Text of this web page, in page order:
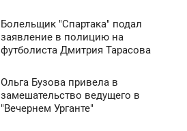
Болельщик "Спартака" подал
заявление в полицию на
футболиста Дмитрия Тарасова
Ольга Бузова привела в
замешательство ведущего в
"Вечернем Урганте"